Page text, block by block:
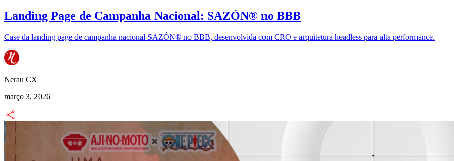
Landing Page de Campanha Nacional: SAZÓN® no BBB
Case da landing page de campanha nacional SAZÓN® no BBB, desenvolvida com CRO e arquitetura headless para alta performance.
Nerau CX
março 3, 2026